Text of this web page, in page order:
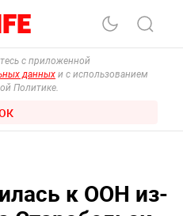
с приложенной
данных и с использованием
Политике.
к ООН из-